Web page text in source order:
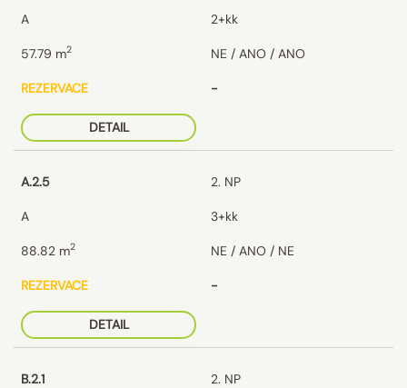
A 2+kk
57.79 m2 NE / ANO / ANO
REZERVACE -
DETAIL
A.2.5 2. NP
A 3+kk
88.82 m2 NE / ANO / NE
REZERVACE -
DETAIL
B.2.1 2. NP